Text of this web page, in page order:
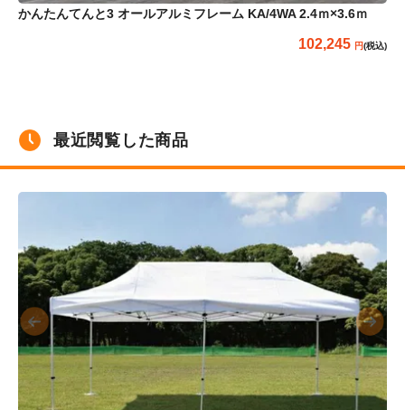
かんたんてんと3 オールアルミフレーム KA/4WA 2.4ｍ×3.6ｍ
102,245 (税込)
最近閲覧した商品